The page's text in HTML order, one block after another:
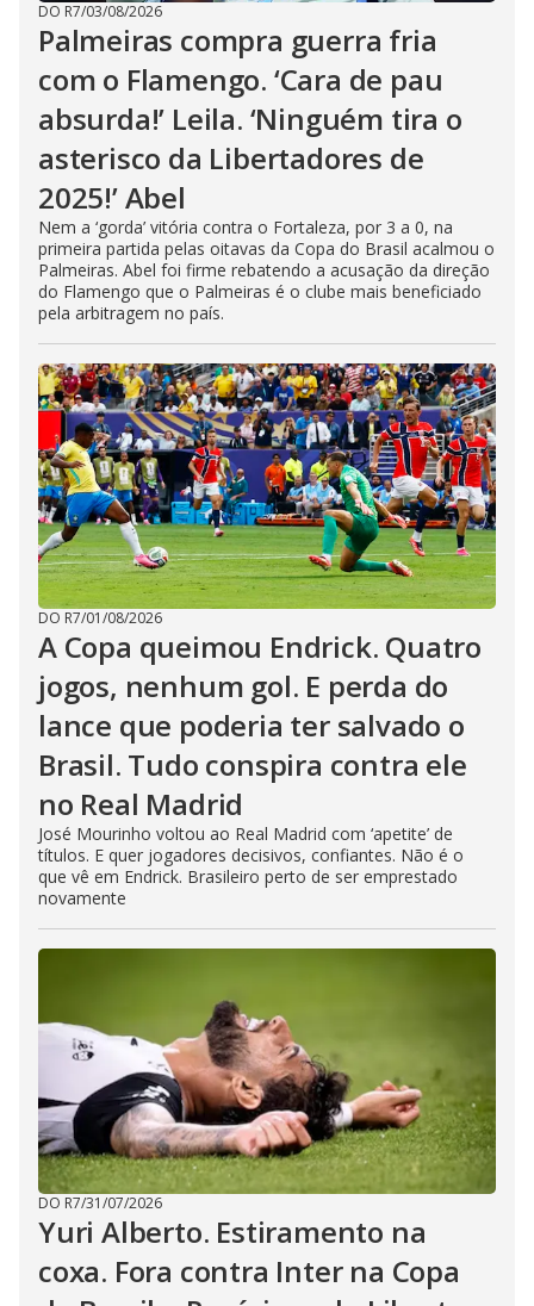
DO R7/03/08/2026
Palmeiras compra guerra fria
com o Flamengo. ‘Cara de pau
absurda!’ Leila. ‘Ninguém tira o
asterisco da Libertadores de
2025!’ Abel
Nem a ‘gorda’ vitória contra o Fortaleza, por 3 a 0, na
primeira partida pelas oitavas da Copa do Brasil acalmou o
Palmeiras. Abel foi firme rebatendo a acusação da direção
do Flamengo que o Palmeiras é o clube mais beneficiado
pela arbitragem no país.
DO R7/01/08/2026
A Copa queimou Endrick. Quatro
jogos, nenhum gol. E perda do
lance que poderia ter salvado o
Brasil. Tudo conspira contra ele
no Real Madrid
José Mourinho voltou ao Real Madrid com ‘apetite’ de
títulos. E quer jogadores decisivos, confiantes. Não é o
que vê em Endrick. Brasileiro perto de ser emprestado
novamente
DO R7/31/07/2026
Yuri Alberto. Estiramento na
coxa. Fora contra Inter na Copa